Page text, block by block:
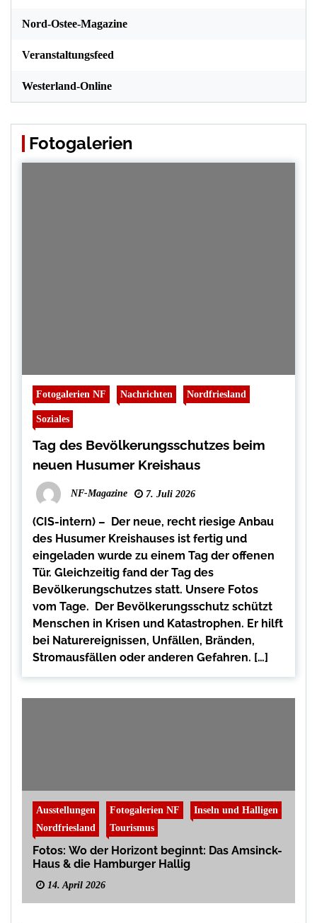
Nord-Ostee-Magazine
Veranstaltungsfeed
Westerland-Online
Fotogalerien
Fotogalerien NF Nachrichten Nordfriesland
Soziales
Tag des Bevölkerungsschutzes beim
neuen Husumer Kreishaus
NF-Magazine 7. Juli 2026
(CIS-intern) – Der neue, recht riesige Anbau
des Husumer Kreishauses ist fertig und
eingeladen wurde zu einem Tag der offenen
Tür. Gleichzeitig fand der Tag des
Bevölkerungschutzes statt. Unsere Fotos
vom Tage. Der Bevölkerungsschutz schützt
Menschen in Krisen und Katastrophen. Er hilft
bei Naturereignissen, Unfällen, Bränden,
Stromausfällen oder anderen Gefahren. […]
Ausstellungen Fotogalerien NF
Inseln und Halligen
Nordfriesland
Tourismus
Fotos: Wo der Horizont beginnt: Das Amsinck-
Haus & die Hamburger Hallig
14. April 2026